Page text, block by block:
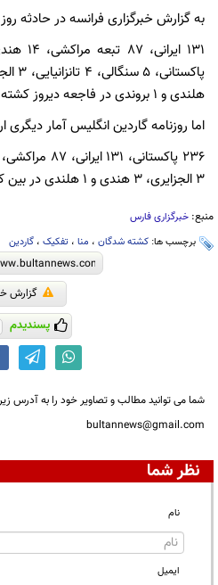
به گزارش خبرگزاری فرانسه در حادثه
هلندی و 1 بروندی در فاجعه دیروز کشته شده‌اند.
اما روزنامه گاردین انگلیس آمار دیگری
3 الجزایری، 3 هندی و 1 هلندی در بین کشته شدگان گزارش شده‌ است.
منبع: خبرگزاری فارس
برچسب ها: کشته شدگان ، منا ، تفکیک ، گاردین
گزارش
پسندیدم
شما می توانید مطالب و تصاویر خود را به آدرس
bultannews@gmail.com
نظر شما
نام
ایمیل